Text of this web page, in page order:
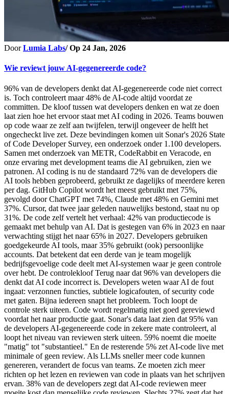
DoorLumia Labs/ Op 24 Jan, 2026
Wie reviewt jouw AI-gegenereerde code?
96% van de developers denkt dat AI-gegenereerde code niet correct
is. Toch controleert maar 48% de AI-code altijd voordat ze
committen. De kloof tussen wat developers denken en wat ze doen
laat zien hoe het ervoor staat met AI coding in 2026. Teams bouwen
op code waar ze zelf aan twijfelen, terwijl ongeveer de helft het
ongecheckt live zet. Deze bevindingen komen uit Sonar's 2026 State
of Code Developer Survey, een onderzoek onder 1.100 developers.
Samen met onderzoek van METR, CodeRabbit en Veracode, en
onze ervaring met development teams die AI gebruiken, zien we
patronen. AI coding is nu de standaard 72% van de developers die
AI tools hebben geprobeerd, gebruikt ze dagelijks of meerdere keren
per dag. GitHub Copilot wordt het meest gebruikt met 75%,
gevolgd door ChatGPT met 74%, Claude met 48% en Gemini met
37%. Cursor, dat twee jaar geleden nauwelijks bestond, staat nu op
31%. De code zelf vertelt het verhaal: 42% van productiecode is
gemaakt met behulp van AI. Dat is gestegen van 6% in 2023 en naar
verwachting stijgt het naar 65% in 2027. Developers gebruiken
goedgekeurde AI tools, maar 35% gebruikt (ook) persoonlijke
accounts. Dat betekent dat een derde van je team mogelijk
bedrijfsgevoelige code deelt met AI-systemen waar je geen controle
over hebt. De controlekloof Terug naar dat 96% van developers die
denkt dat AI code incorrect is. Developers weten waar AI de fout
ingaat: verzonnen functies, subtiele logicafouten, of security code
met gaten. Bijna iedereen snapt het probleem. Toch loopt de
controle sterk uiteen. Code wordt regelmatig niet goed gereviewd
voordat het naar productie gaat. Sonar's data laat zien dat 95% van
de developers AI-gegenereerde code in zekere mate controleert, al
loopt het niveau van reviewen sterk uiteen. 59% noemt die moeite
"matig" tot "substantieel." En de resterende 5% zet AI-code live met
minimale of geen review. Als LLMs sneller meer code kunnen
genereren, verandert de focus van teams. Ze moeten zich meer
richten op het lezen en reviewen van code in plaats van het schrijven
ervan. 38% van de developers zegt dat AI-code reviewen meer